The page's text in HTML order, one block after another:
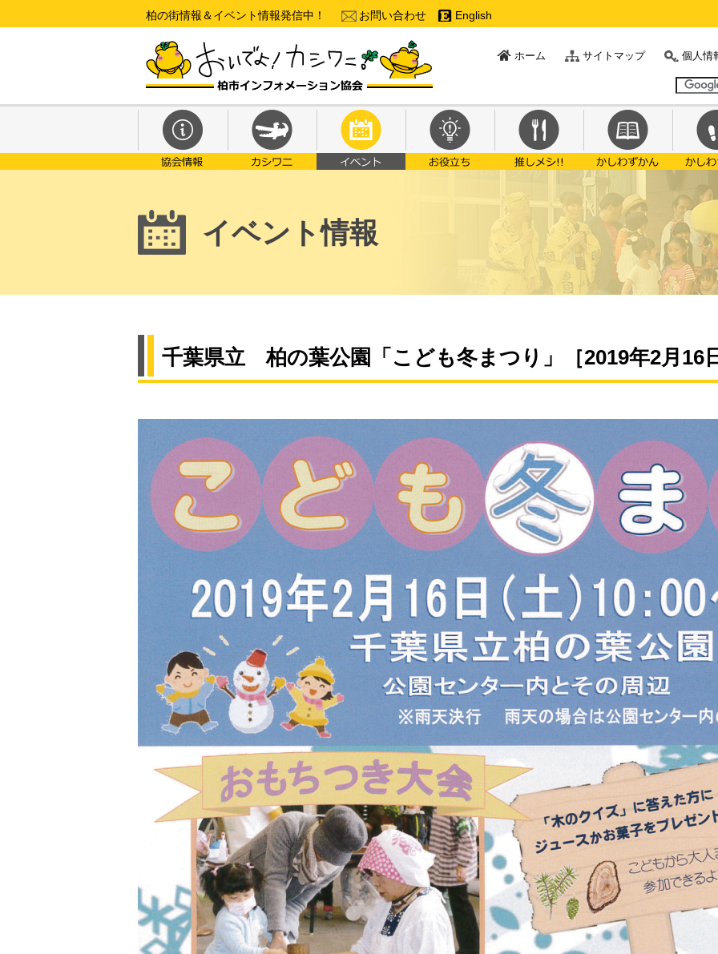
柏の街情報＆イベント情報発信中！ お問い合わせ English
ホーム サイトマップ 個人情
イベント情報
千葉県立 柏の葉公園「こども冬まつり」［2019年2月16